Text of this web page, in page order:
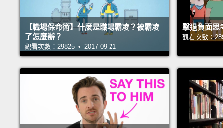
【職場保命術】什麼是職場霸凌？被霸凌
了怎麼辦？
觀看次數：29825 • 2017-09-21
擊退負面思
觀看次數：